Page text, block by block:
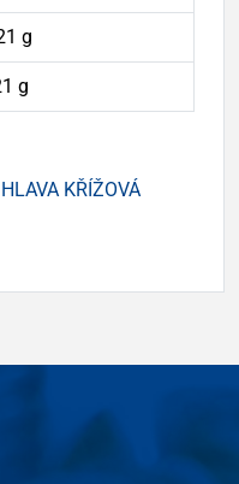
g
g
KŘÍŽOVÁ